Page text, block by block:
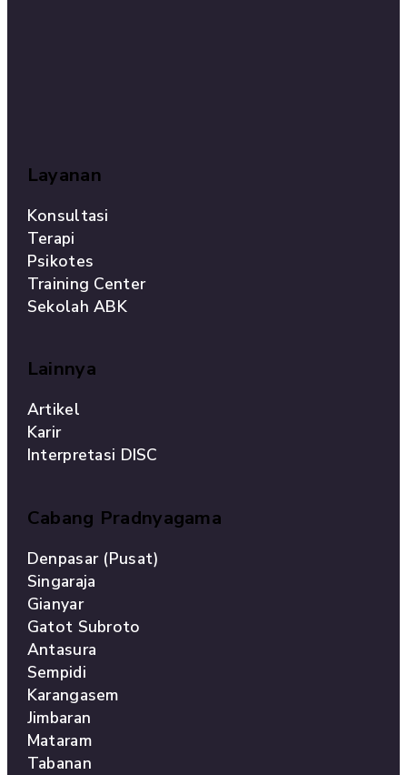
Layanan
Konsultasi
Terapi
Psikotes
Training Center
Sekolah ABK
Lainnya
Artikel
Karir
Interpretasi DISC
Cabang Pradnyagama
Denpasar (Pusat)
Singaraja
Gianyar
Gatot Subroto
Antasura
Sempidi
Karangasem
Jimbaran
Mataram
Tabanan